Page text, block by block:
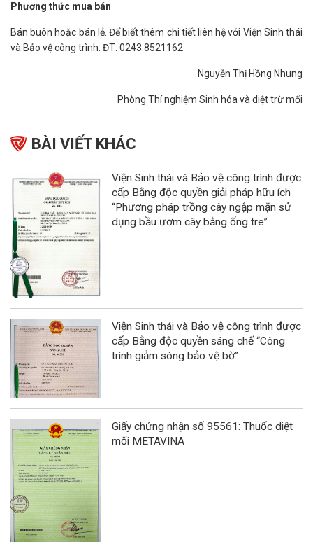
Phương thức mua bán
Bán buôn hoặc bán lẻ. Để biết thêm chi tiết liên hệ với Viện Sinh thái
và Bảo vệ công trình. ĐT: 0243.8521162
Nguyễn Thị Hồng Nhung
Phòng Thí nghiệm Sinh hóa và diệt trừ mối
BÀI VIẾT KHÁC
Viện Sinh thái và Bảo vệ công trình được
cấp Bằng độc quyền giải pháp hữu ích
“Phương pháp trồng cây ngập mặn sử
dụng bầu ươm cây bằng ống tre”
Viện Sinh thái và Bảo vệ công trình được
cấp Bằng độc quyền sáng chế “Công
trình giảm sóng bảo vệ bờ”
Giấy chứng nhận số 95561: Thuốc diệt
mối METAVINA